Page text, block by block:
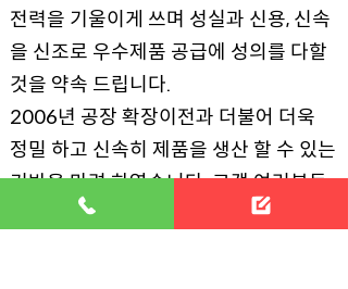
전력을 기울이게 쓰며 성실과 신용, 신속
을 신조로 우수제품 공급에 성의를 다할
것을 약속 드립니다.
2006년 공장 확장이전과 더불어 더욱
정밀 하고 신속히 제품을 생산 할 수 있는
기반을 마련 하였습니다. 고객 여러분들
께 최고 품질의 제품으로 보답하겠습니